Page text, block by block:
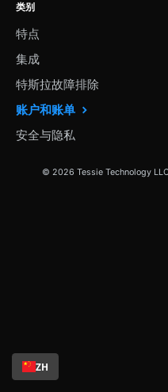
类别
特点
集成
特斯拉故障排除
账户和账单
安全与隐私
© 2026 Tessie Technology
ZH